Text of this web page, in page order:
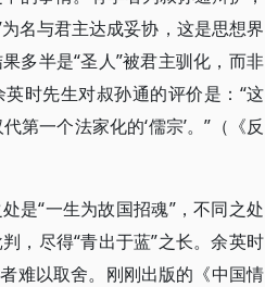
名与君主达成妥协，这是思想界
多半是“圣人”被君主驯化，而非
时先生对叔孙通的评价是：“这
第一个法家化的‘儒宗’。”（《反
是“一生为故国招魂”，不同之处
，尽得“青出于蓝”之长。余英时
难以取舍。刚刚出版的《中国情